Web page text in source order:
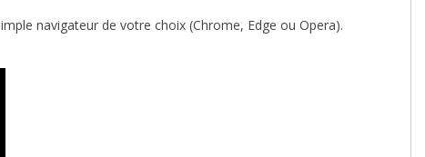
navigateur de votre choix (Chrome, Edge ou Opera).